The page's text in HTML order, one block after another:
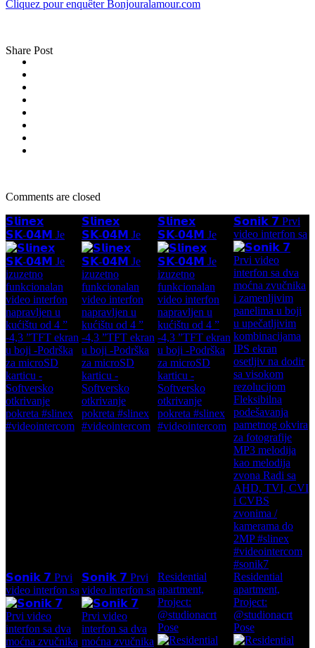
Cliquez pour enquêter Bonjouralamour.com
Share Post
Comments are closed
𝗦𝗹𝗶𝗻𝗲𝘅
𝗦𝗞-𝟬𝟰𝗠 Je
𝗦𝗹𝗶𝗻𝗲𝘅
𝗦𝗞-𝟬𝟰𝗠 Je
𝗦𝗹𝗶𝗻𝗲𝘅
𝗦𝗞-𝟬𝟰𝗠 Je
𝗦𝗼𝗻𝗶𝗸 𝟳 Prvi
video interfon sa
𝗦𝗼𝗻𝗶𝗸 𝟳 Prvi
video interfon sa
𝗦𝗼𝗻𝗶𝗸 𝟳 Prvi
video interfon sa
Residential
apartment,
Project:
@studionacrt
Pose
Residential
apartment,
Project:
@studionacrt
Pose